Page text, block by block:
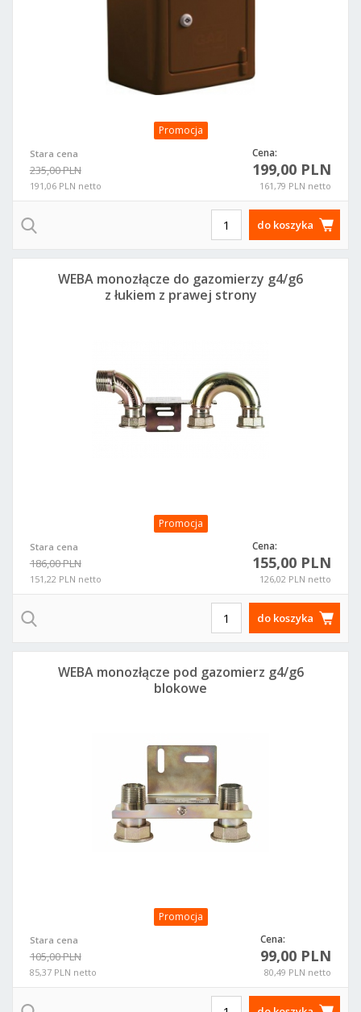
Promocja
Stara cena
235,00 PLN
191,06 PLN netto
Cena:
199,00 PLN
161,79 PLN netto
do koszyka
Promocja
Stara cena
186,00 PLN
151,22 PLN netto
Cena:
155,00 PLN
126,02 PLN netto
WEBA monozłącze do gazomierzy g4/g6
z łukiem z prawej strony
do koszyka
Promocja
Stara cena
105,00 PLN
85,37 PLN netto
Cena:
99,00 PLN
80,49 PLN netto
WEBA monozłącze pod gazomierz g4/g6
blokowe